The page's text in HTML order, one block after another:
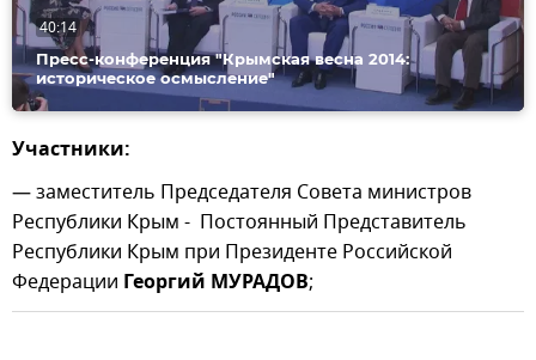
Пресс-конференция "Крымская весна 2014:
историческое осмысление"
40:14
Участники:
— заместитель Председателя Совета министров
Республики Крым - Постоянный Представитель
Республики Крым при Президенте Российской
Федерации Георгий МУРАДОВ;